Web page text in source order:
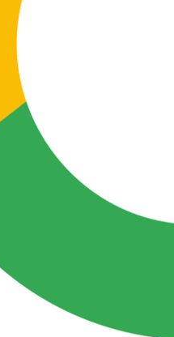
La Sole en Cadena 3